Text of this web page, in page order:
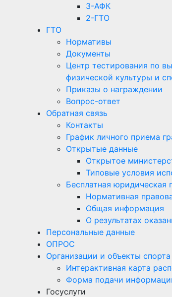
3-АФК
2-ГТО
ГТО
Нормативы
Документы
Центр тестирования по
физической культуры и
Приказы о награждении
Вопрос-ответ
Обратная связь
Контакты
График личного приема
Открытые данные
Открытое
Типовые условия
Бесплатная юридическая
Нормативная
Общая информация
О результатах
Персональные данные
ОПРОС
Организации и объекты спорта
Интерактивная карта
Форма подачи
Госуслуги